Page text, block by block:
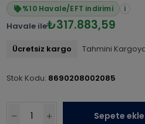
%10 Havale/EFT indirimi i
Havale ile₺317.883,59
Ücretsiz kargo Tahmini
Stok Kodu: 8690208002085
Sepete ekle